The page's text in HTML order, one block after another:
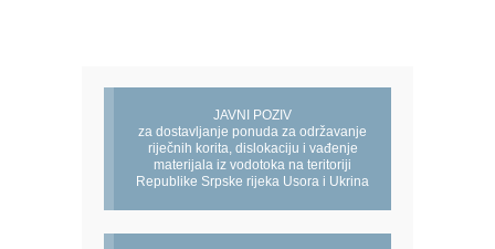
JAVNI POZIV
za dostavljanje ponuda za održavanje
riječnih korita, dislokaciju i vađenje
materijala iz vodotoka na teritoriji
Republike Srpske rijeka Usora i Ukrina